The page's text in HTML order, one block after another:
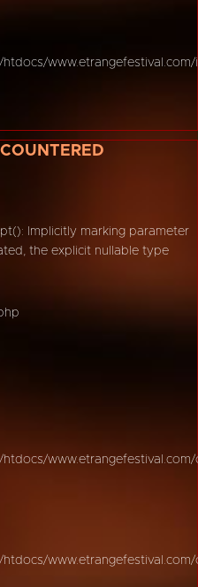
Implicitly marking parameter
the explicit nullable type